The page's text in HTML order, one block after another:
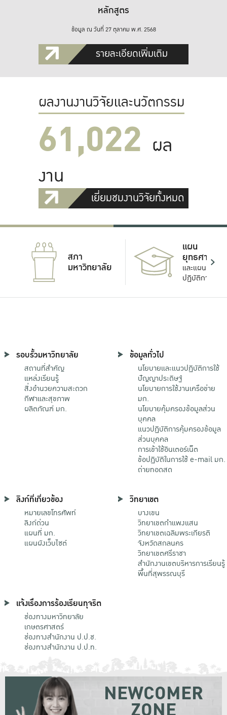
หลักสูตร
ข้อมูล ณ วันที่ 27 ตุลาคม พ.ศ. 2568
รายละเอียดเพิ่มเติม
ผลงานงานวิจัยและนวัตกรรม
61,022 ผล
งาน
เยี่ยมชมงานวิจัยทั้งหมด
สภา
มหาวิทยาลัย
แผน
ยุทธศาสตร์
และแผน
ปฏิบัติการ
รอบรั้วมหาวิทยาลัย
สถานที่สำคัญ
แหล่งเรียนรู้
สิ่งอำนวยความสะดวก
กีฬาและสุขภาพ
ผลิตภัณฑ์ มก.
ข้อมูลทั่วไป
นโยบายและแนวปฏิบัติการใช้
ปัญญาประดิษฐ์
นโยบายการใช้งานเครือข่าย
มก.
นโยบายคุ้มครองข้อมูลส่วน
บุคคล
แนวปฏิบัติการคุ้มครองข้อมูล
ส่วนบุคคล
การเข้าใช้อินเตอร์เน็ต
ข้อปฏิบัติในการใช้ e-mail มก.
ถ่ายทอดสด
ลิงก์ที่เกี่ยวข้อง
หมายเลขโทรศัพท์
ลิงก์ด่วน
แผนที่ มก.
แผนผังเว็บไซต์
วิทยาเขต
บางเขน
วิทยาเขตกําแพงแสน
วิทยาเขตเฉลิมพระเกียรติ
จังหวัดสกลนคร
วิทยาเขตศรีราชา
สำนักงานเขตบริหารการเรียนรู้
พื้นที่สุพรรณบุรี
แจ้งเรื่องการร้องเรียนทุจริต
ช่องทางมหาวิทยาลัย
เกษตรศาสตร์
ช่องทางสำนักงาน ป.ป.ช.
ช่องทางสำนักงาน ป.ป.ท.
NEWCOMER